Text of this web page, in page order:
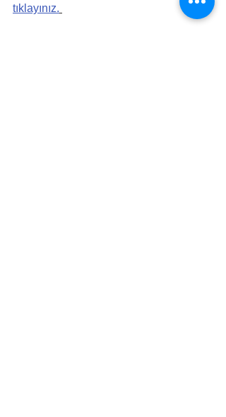
tıklayınız.